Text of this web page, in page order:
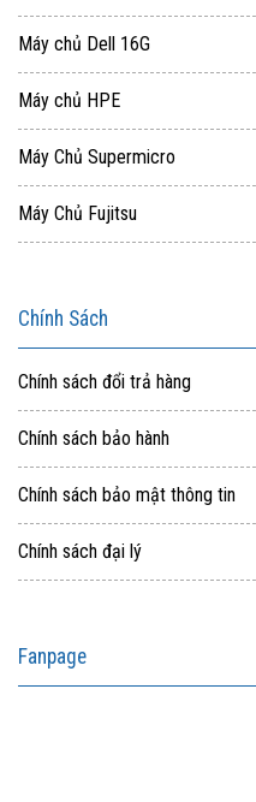
Máy chủ Dell 16G
Máy chủ HPE
Máy Chủ Supermicro
Máy Chủ Fujitsu
Chính Sách
Chính sách đổi trả hàng
Chính sách bảo hành
Chính sách bảo mật thông tin
Chính sách đại lý
Fanpage